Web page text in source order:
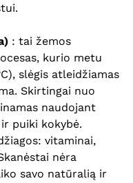
produktų.
: tai žemos
kurio metu
slėgis atleidžiamas
Skirtingai nuo
naudojant
puiki kokybė.
vitaminai,
nėra
savo natūralią ir